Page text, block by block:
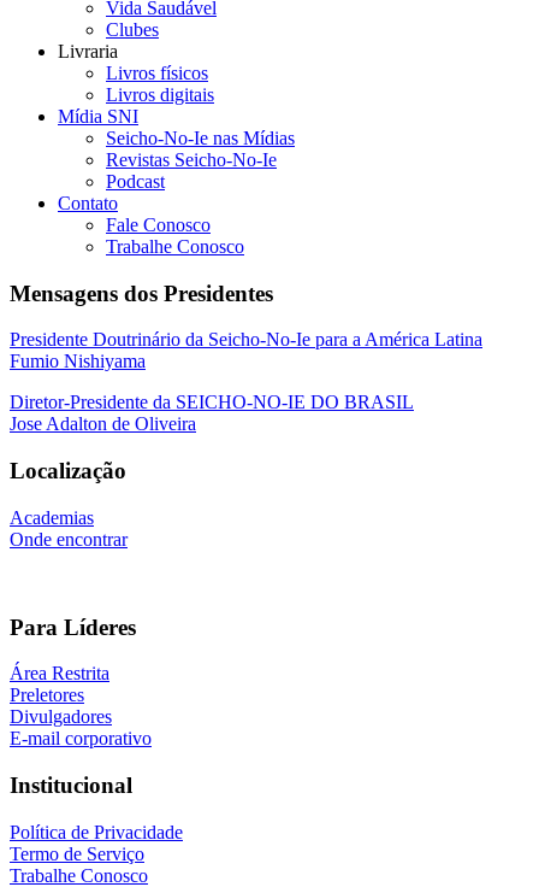
Vida Saudável
Clubes
Livraria
Livros físicos
Livros digitais
Mídia SNI
Seicho-No-Ie nas Mídias
Revistas Seicho-No-Ie
Podcast
Contato
Fale Conosco
Trabalhe Conosco
Mensagens dos Presidentes
Presidente Doutrinário da Seicho-No-Ie para a América Latina
Fumio Nishiyama
Diretor-Presidente da SEICHO-NO-IE DO BRASIL
Jose Adalton de Oliveira
Localização
Academias
Onde encontrar
Para Líderes
Área Restrita
Preletores
Divulgadores
E-mail corporativo
Institucional
Política de Privacidade
Termo de Serviço
Trabalhe Conosco